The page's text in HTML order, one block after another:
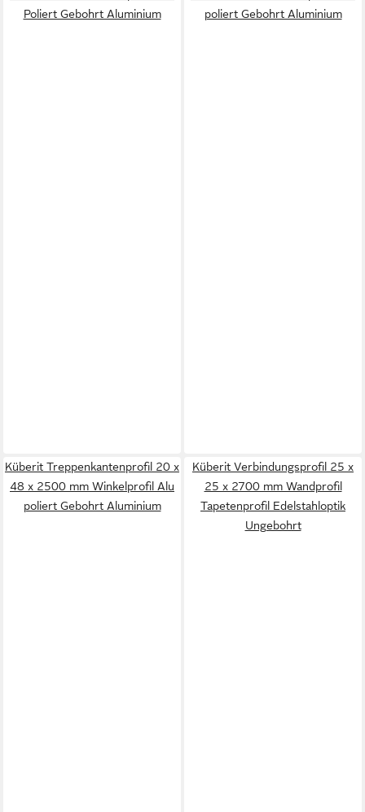
Poliert Gebohrt Aluminium
poliert Gebohrt Aluminium
Küberit Treppenkantenprofil 20 x
48 x 2500 mm Winkelprofil Alu
poliert Gebohrt Aluminium
Küberit Verbindungsprofil 25 x
25 x 2700 mm Wandprofil
Tapetenprofil Edelstahloptik
Ungebohrt